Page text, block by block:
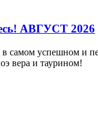
АВГУСТ 2026
самом успешном и
вера и таурином!